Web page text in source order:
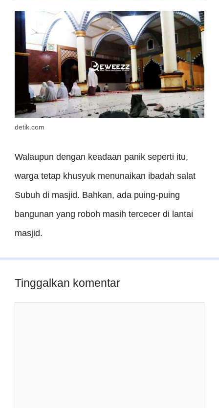
detik.com
Walaupun dengan keadaan panik seperti itu,
warga tetap khusyuk menunaikan ibadah salat
Subuh di masjid. Bahkan, ada puing-puing
bangunan yang roboh masih tercecer di lantai
masjid.
Tinggalkan komentar